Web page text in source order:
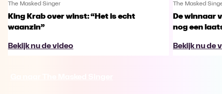
The Masked Singer
King Krab over winst: “Het is echt
waanzin”
Bekijk nu de video
The Masked
De winnaar
nog een
Bekijk nu de